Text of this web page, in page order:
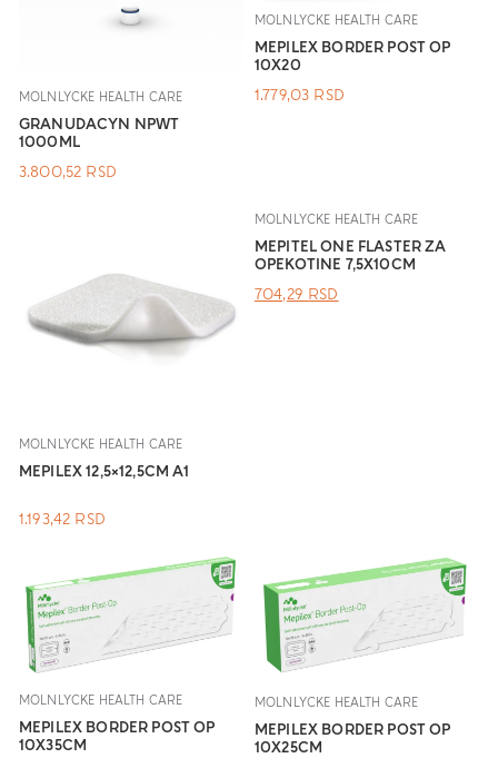
MOLNLYCKE HEALTH CARE
GRANUDACYN NPWT
1000ML
3.800,52 RSD
MOLNLYCKE HEALTH CARE
MEPILEX BORDER POST OP
10X20
1.779,03 RSD
MOLNLYCKE HEALTH CARE
MEPILEX 12,5×12,5CM A1
1.193,42 RSD
MOLNLYCKE HEALTH CARE
MEPITEL ONE FLASTER ZA
OPEKOTINE 7,5X10CM
ОРИГИНАЛНА
704,29 RSD
MOLNLYCKE HEALTH CARE
MEPILEX BORDER POST OP
10X35CM
MOLNLYCKE HEALTH CARE
MEPILEX BORDER POST OP
10X25CM